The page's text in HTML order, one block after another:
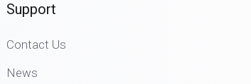
Support
Contact Us
News